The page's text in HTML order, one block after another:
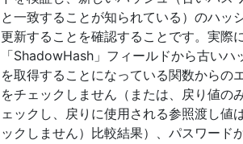
と一致することが知られている）のハッ
更新することを確認することです。実際
「ShadowHash」フィールドから古いハ
を取得することになっている関数からの
をチェックしません（または、戻り値の
ェックし、戻りに使用される参照渡し値
ックしません）比較結果）、パスワード